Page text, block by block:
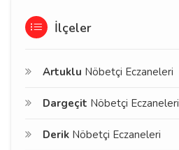
İlçeler
Artuklu Nöbetçi Eczaneleri
Dargeçit Nöbetçi Eczaneleri
Derik Nöbetçi Eczaneleri